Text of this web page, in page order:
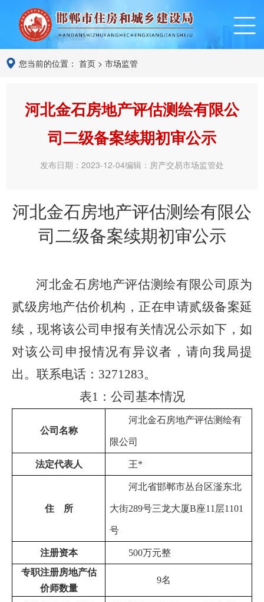
您当前的位置： 首页 > 市场监管
河北金石房地产评估测绘有限公
司二级备案续期初审公示
发布日期：2023-12-04编辑：房产交易市场监管处
河北金石房地产评估测绘有限公
司二级备案续期初审公示
河北金石房地产评估测绘有限公司原为
贰级房地产估价机构，正在申请贰级备案延
续，现将该公司申报有关情况公示如下，如
对该公司申报情况有异议者，请向我局提
出。联系电话： 3271283。
表1：公司基本情况
公司名称
河北金石房地产评估测绘有
限公司
法定代表人 王*
住 所
河北省邯郸市丛台区滏东北
大街289号三龙大厦B座11层1101
号
注册资本
500万元整
专职注册房地产估
价师数量
9名